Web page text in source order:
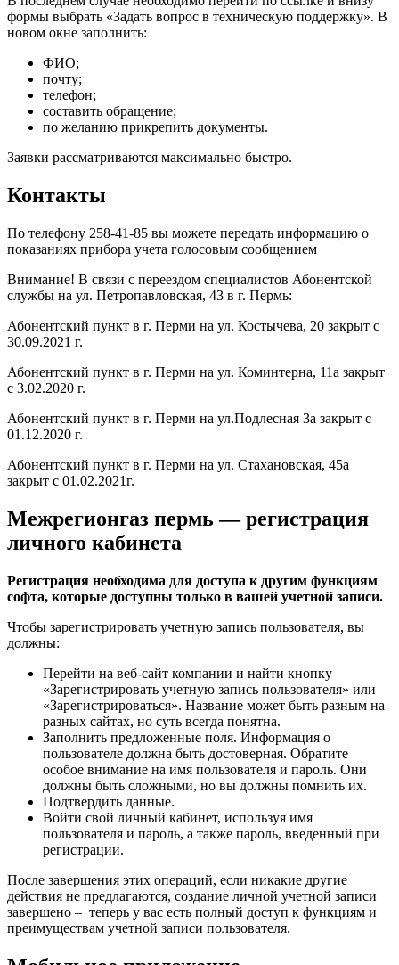
формы выбрать «Задать вопрос в техническую поддержку». В
новом окне заполнить:
ФИО;
почту;
телефон;
составить обращение;
по желанию прикрепить документы.
Заявки рассматриваются максимально быстро.
Контакты
По телефону 258-41-85 вы можете передать информацию о
показаниях прибора учета голосовым сообщением
Внимание! В связи с переездом специалистов Абонентской
службы на ул. Петропавловская, 43 в г. Пермь:
Абонентский пункт в г. Перми на ул. Костычева, 20 закрыт с
30.09.2021 г.
Абонентский пункт в г. Перми на ул. Коминтерна, 11а закрыт
с 3.02.2020 г.
Абонентский пункт в г. Перми на ул.Подлесная 3а закрыт с
01.12.2020 г.
Абонентский пункт в г. Перми на ул. Стахановская, 45а
закрыт с 01.02.2021г.
Межрегионгаз пермь — регистрация
личного кабинета
Регистрация необходима для доступа к другим функциям
софта, которые доступны только в вашей учетной записи.
Чтобы зарегистрировать учетную запись пользователя, вы
должны:
Перейти на веб-сайт компании и найти кнопку
«Зарегистрировать учетную запись пользователя» или
«Зарегистрироваться». Название может быть разным на
разных сайтах, но суть всегда понятна.
Заполнить предложенные поля. Информация о
пользователе должна быть достоверная. Обратите
особое внимание на имя пользователя и пароль. Они
должны быть сложными, но вы должны помнить их.
Подтвердить данные.
Войти свой личный кабинет, используя имя
пользователя и пароль, а также пароль, введенный при
регистрации.
После завершения этих операций, если никакие другие
действия не предлагаются, создание личной учетной записи
завершено – теперь у вас есть полный доступ к функциям и
преимуществам учетной записи пользователя.